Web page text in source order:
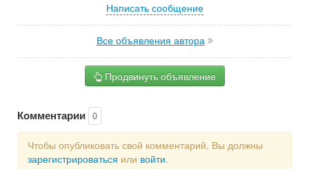
Написать сообщение
Все объявления автора
Продвинуть объявление
Комментарии 0
Чтобы опубликовать свой комментарий, Вы должны
зарегистрироваться или войти.